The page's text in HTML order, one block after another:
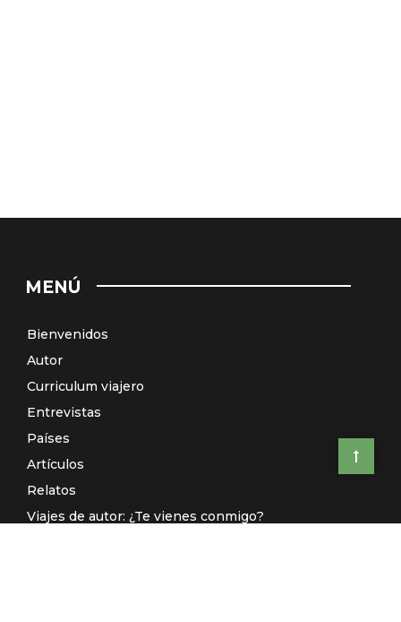
MENÚ
Bienvenidos
Autor
Curriculum viajero
Entrevistas
Países
Artículos
Relatos
Viajes de autor: ¿Te vienes conmigo?